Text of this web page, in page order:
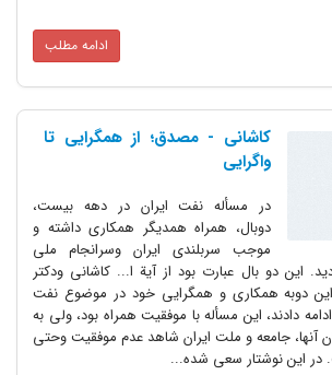
ادامه مطلب
کاشانی - مصدق؛ از همگرایی تا
واگرایی
در مسأله نفت ایران در دهه بیست،
دوبال، همراه همدیگر همکاری داشته و
موجب سربلندی ایران وسرانجام ملی
دو بال عبارت بود از آیة ا... کاشانی ودکتر
دوبه همکاری و همگرایی خود در موضوع نفت
دادند، این مسأله با موفقیت همراه بود، ولی به
آنها، جامعه و ملت ایران شاهد عدم موفقیت وحتی
این نوشتار سعی شده...